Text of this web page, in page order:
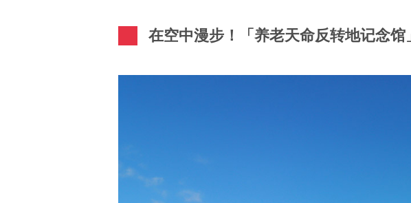
在空中漫步！「养老天命反转地记念馆